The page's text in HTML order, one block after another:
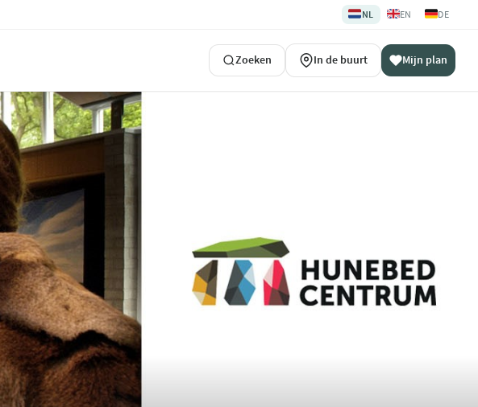
🇳🇱NL 🇬🇧EN 🇩🇪DE
Zoeken In de buurt Mijn plan